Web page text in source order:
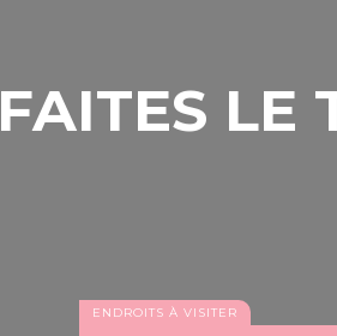
FAITES LE
ENDROITS À VISITER